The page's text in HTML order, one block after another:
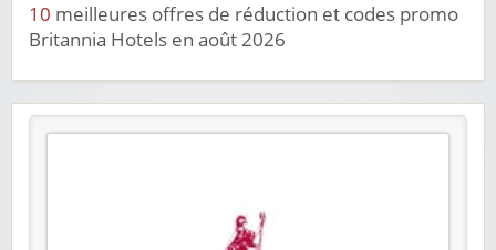
10 meilleures offres de réduction et codes promo
Britannia Hotels en août 2026